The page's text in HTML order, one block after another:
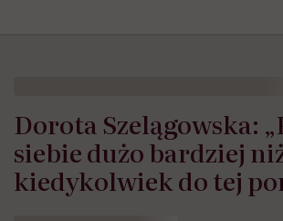
Dorota Szelągowska:
siebie dużo bardziej
kiedykolwiek do tej